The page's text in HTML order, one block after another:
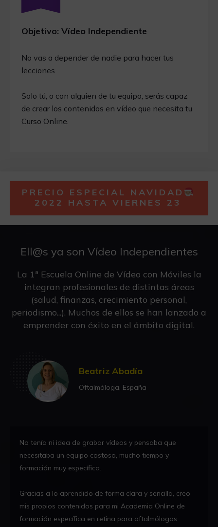
Objetivo: Vídeo Independiente
No vas a depender de nadie para hacer tus
lecciones.
Solo tú, o con alguien de tu equipo, serás capaz
de crear los contenidos en vídeo que necesita tu
Curso Online.
PRECIO ESPECIAL NAVIDAD
2022 HASTA VIERNES 23
Ell@s ya son Vídeo Independientes
La 1ª Escuela Online de Vídeo con Móviles la
integran profesionales de distintas áreas
(salud, finanzas, crecimiento personal,
periodismo...). Muchos de ellos se han lanzado a
emprender con éxito en el ámbito digital.
Beatriz Abadía
Oftalmóloga, España
No tenía ni idea de grabar vídeos y pensaba que
necesitaba un equipo costoso, mucho tiempo y
formación muy específica.
Gracias a lo aprendido de forma clara y sencilla, creo
mis propios contenidos para mi Academia Online de
formación específica en retina para oftalmólogos